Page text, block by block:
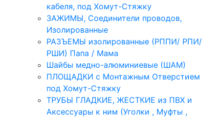
кабеля, под Хомут-Стяжку
ЗАЖИМЫ, Соединители проводов,
Изолированные
РАЗЪЕМЫ изолированные (РППИ/ РПИ/
РШИ) Папа / Мама
Шайбы медно-алюминиевые (ШАМ)
ПЛОЩАДКИ с Монтажным Отверстием
под Хомут-Стяжку
ТРУБЫ ГЛАДКИЕ, ЖЕСТКИЕ из ПВХ и
Аксессуары к ним (Уголки , Муфты ,